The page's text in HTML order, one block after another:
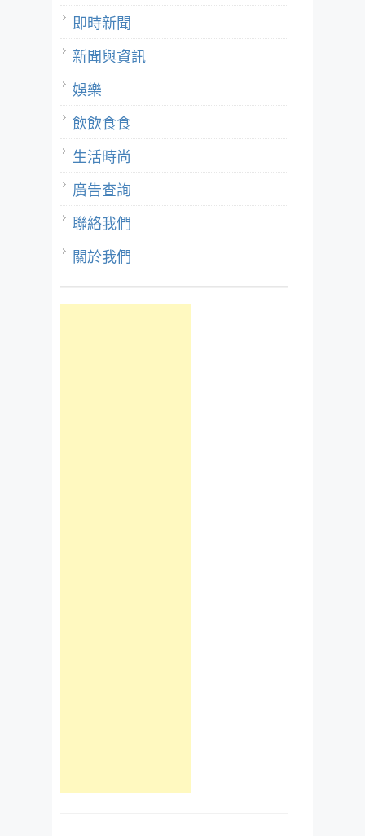
即時新聞
新聞與資訊
娛樂
飲飲食食
生活時尚
廣告查詢
聯絡我們
關於我們